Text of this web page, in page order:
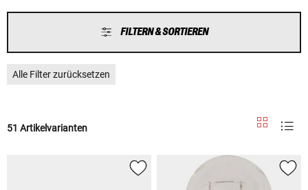
FILTERN & SORTIEREN
Alle Filter zurücksetzen
51 Artikelvarianten